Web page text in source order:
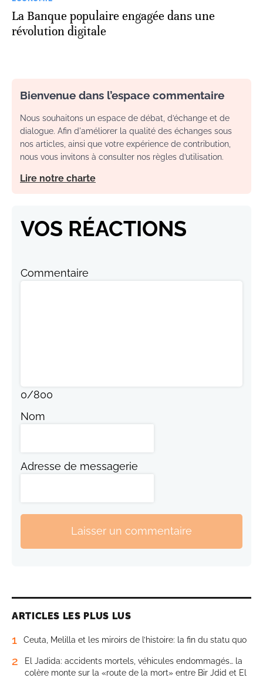
La Banque populaire engagée dans une
révolution digitale
Bienvenue dans l’espace commentaire
Nous souhaitons un espace de débat, d’échange et de
dialogue. Afin d'améliorer la qualité des échanges sous
nos articles, ainsi que votre expérience de contribution,
nous vous invitons à consulter nos règles d’utilisation.
Lire notre charte
VOS RÉACTIONS
Commentaire
0/800
Nom
Adresse de messagerie
Laisser un commentaire
ARTICLES LES PLUS LUS
1 Ceuta, Melilla et les miroirs de l’histoire: la fin du statu quo
2
El Jadida: accidents mortels, véhicules endommagés… la
colère monte sur la «route de la mort» entre Bir Jdid et El